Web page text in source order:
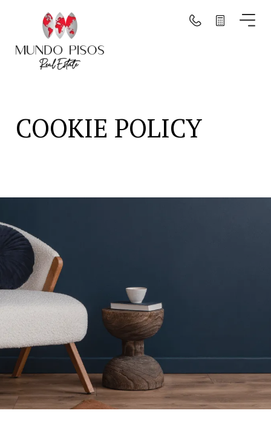
Number of rooms
Number of rooms
Number of bathrooms
Number of bathrooms
COOKIE POLICY